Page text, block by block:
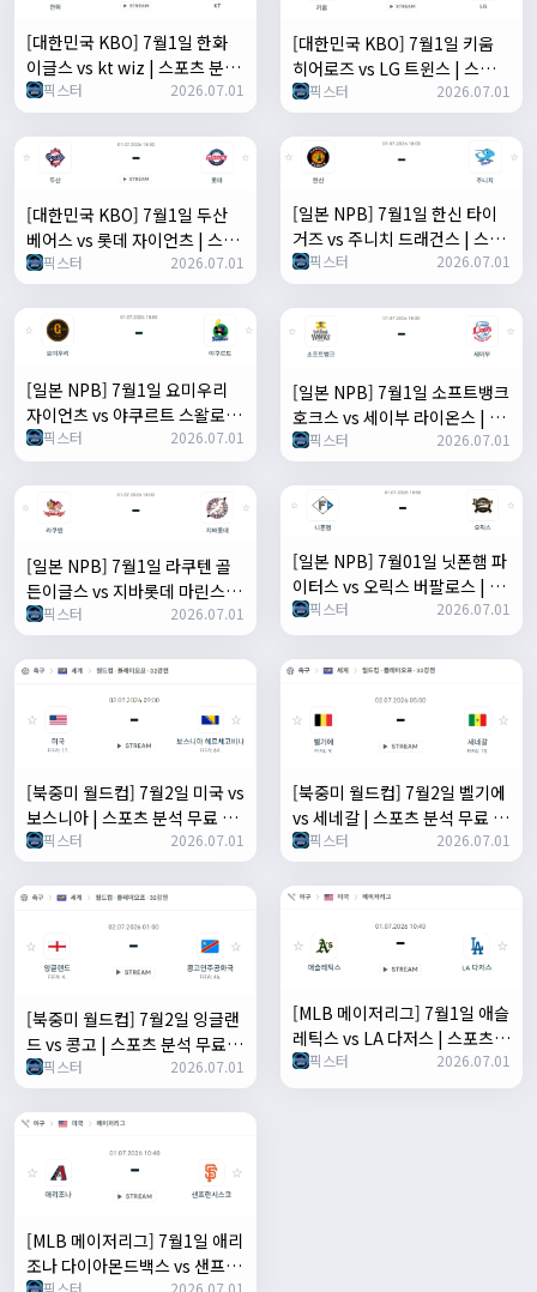
[대한민국 KBO] 7월1일 한화
이글스 vs kt wiz | 스포츠 분석
무료 중계 토친놈
픽스터 2026.07.01
[대한민국 KBO] 7월1일 키움
히어로즈 vs LG 트윈스 | 스포츠
분석 무료 중계 토친놈
픽스터 2026.07.01
[대한민국 KBO] 7월1일 두산
베어스 vs 롯데 자이언츠 | 스포
츠 분석 무료 중계 토친놈
픽스터 2026.07.01
[일본 NPB] 7월1일 한신 타이
거즈 vs 주니치 드래건스 | 스포
츠 분석 무료 중계 토친놈
픽스터 2026.07.01
[일본 NPB] 7월1일 요미우리
자이언츠 vs 야쿠르트 스왈로즈
| 스포츠 분석 무료 중계 토친놈
픽스터 2026.07.01
[일본 NPB] 7월1일 소프트뱅크
호크스 vs 세이부 라이온스 | 스
포츠 분석 무료 중계 토친놈
픽스터 2026.07.01
[일본 NPB] 7월1일 라쿠텐 골
든이글스 vs 지바롯데 마린스 |
스포츠 분석 무료 중계 토친놈
픽스터 2026.07.01
[일본 NPB] 7월01일 닛폰햄 파
이터스 vs 오릭스 버팔로스 | 스
포츠 분석 무료 중계 토친놈
픽스터 2026.07.01
[북중미 월드컵] 7월2일 미국 vs
보스니아 | 스포츠 분석 무료 중
계 토친놈
픽스터 2026.07.01
[북중미 월드컵] 7월2일 벨기에
vs 세네갈 | 스포츠 분석 무료 중
계 토친놈
픽스터 2026.07.01
[북중미 월드컵] 7월2일 잉글랜
드 vs 콩고 | 스포츠 분석 무료
중계 토친놈
픽스터 2026.07.01
[MLB 메이저리그] 7월1일 애슬
레틱스 vs LA 다저스 | 스포츠
분석 무료 중계 토친놈
픽스터 2026.07.01
[MLB 메이저리그] 7월1일 애리
조나 다이아몬드백스 vs 샌프란
픽스터 2026.07.01